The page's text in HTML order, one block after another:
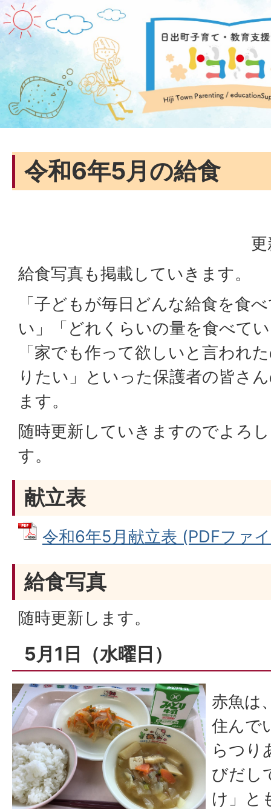
令和6年5月の給食
給食写真も掲載していきます。
「子どもが毎日どんな給食を食
い」「どれくらいの量を食べて
「家でも作って欲しいと言われ
りたい」といった保護者の皆さ
ます。
随時更新していきますのでよろ
す。
献立表
令和6年5月献立表 (PDFファ
給食写真
随時更新します。
5月1日（水曜日）
赤魚は
住んで
らつり
びだし
け」と